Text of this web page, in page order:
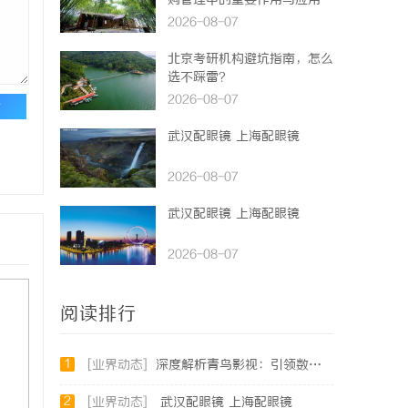
2026-08-07
北京考研机构避坑指南，怎么
选不踩雷？
2026-08-07
武汉配眼镜 上海配眼镜
2026-08-07
武汉配眼镜 上海配眼镜
2026-08-07
阅读排行
1 [业界动态] 深度解析青鸟影视：引领数字娱乐平台革新的先锋力量
2 [业界动态] 武汉配眼镜 上海配眼镜